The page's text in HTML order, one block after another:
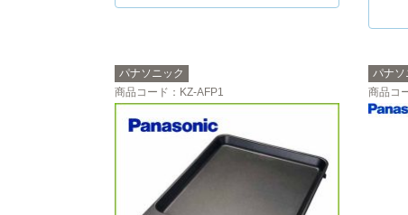
パナソニック
商品コード ：KZ-AFP1
パナソ
商品コ